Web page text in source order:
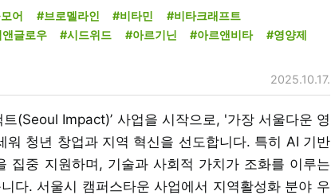
어 #브로멜라인 #비타민
#비타크래프트
글로우 #시드위드 #아르기닌 #아르앤비타
#영양제
2025.10.17.
(Seoul Impact)’ 사업을 시작으로, '가장 서울다운 영
청년 창업과 지역 혁신을 선도합니다. 특히 AI 기반
집중 지원하며, 기술과 사회적 가치가 조화를 이루는
다. 서울시 캠퍼스타운 사업에서 지역활성화 분야 우